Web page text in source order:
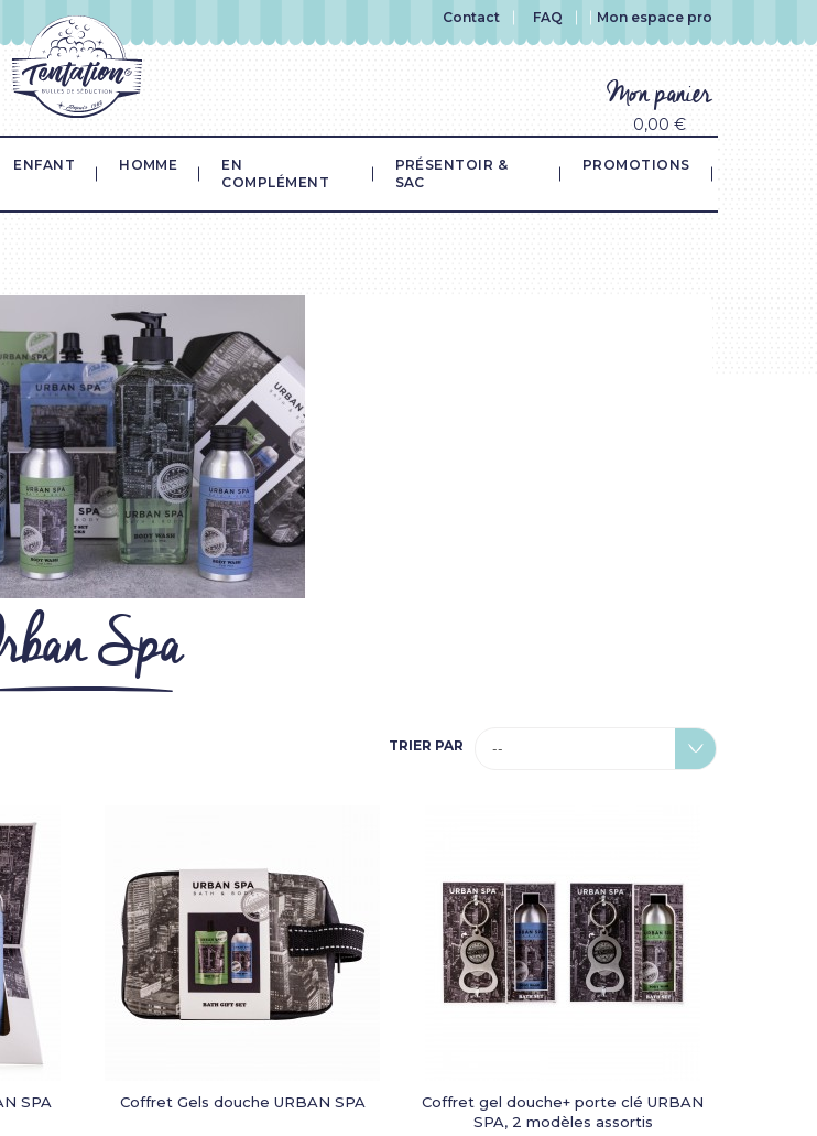
Contact FAQ Mon espace pro
Mon panier
0,00 €
ENFANT HOMME
EN
COMPLÉMENT
PRÉSENTOIR &
SAC
PROMOTIONS
Spa
TRIER PAR --
SPA Coffret Gels douche URBAN SPA
Coffret gel douche+ porte clé URBAN
SPA, 2 modèles assortis